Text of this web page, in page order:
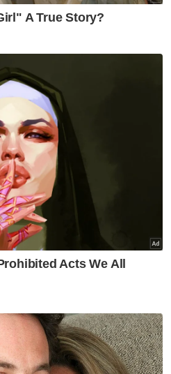
culik tebusan enam
Sabah
guna sistem